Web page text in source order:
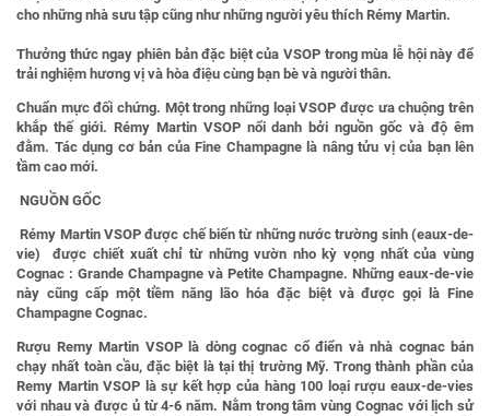
cho những nhà sưu tập cũng như những người yêu thích Rémy Martin.
Thưởng thức ngay phiên bản đặc biệt của VSOP trong mùa lễ hội này để
trải nghiệm hương vị và hòa điệu cùng bạn bè và người thân.
Chuẩn mực đối chứng. Một trong những loại VSOP được ưa chuộng trên
khắp thế giới. Rémy Martin VSOP nổi danh bởi nguồn gốc và độ êm
đằm. Tác dụng cơ bản của Fine Champagne là nâng tửu vị của bạn lên
tầm cao mới.
NGUỒN GỐC
Rémy Martin VSOP được chế biến từ những nước trường sinh (eaux-de-
vie) được chiết xuất chỉ từ những vườn nho kỳ vọng nhất của vùng
Cognac : Grande Champagne và Petite Champagne. Những eaux-de-vie
này cũng cấp một tiềm năng lão hóa đặc biệt và được gọi là Fine
Champagne Cognac.
Rượu Remy Martin VSOP là dòng cognac cổ điển và nhà cognac bán
chạy nhất toàn cầu, đặc biệt là tại thị trường Mỹ. Trong thành phần của
Remy Martin VSOP là sự kết hợp của hàng 100 loại rượu eaux-de-vies
với nhau và được ủ từ 4-6 năm. Nằm trong tâm vùng Cognac với lịch sử